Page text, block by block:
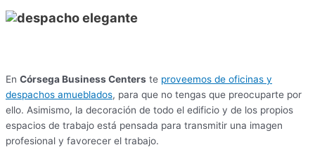
En Córsega Business Centers te proveemos de oficinas y
despachos amueblados, para que no tengas que preocuparte por
ello. Asimismo, la decoración de todo el edificio y de los propios
espacios de trabajo está pensada para transmitir una imagen
profesional y favorecer el trabajo.